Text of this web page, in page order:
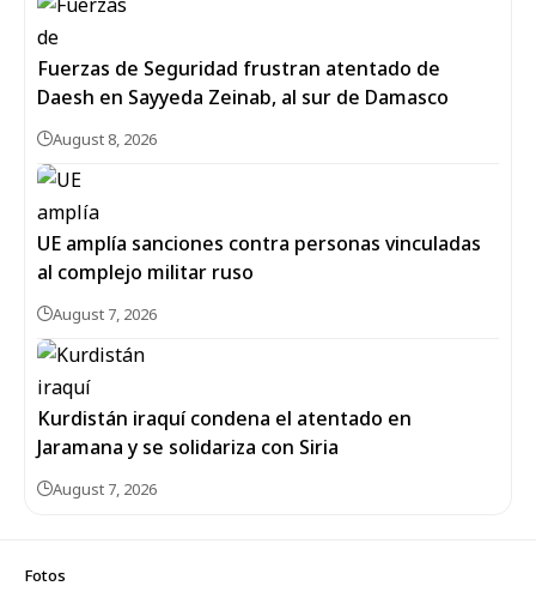
Fuerzas de Seguridad frustran atentado de
Daesh en Sayyeda Zeinab, al sur de Damasco
August 8, 2026
UE amplía sanciones contra personas vinculadas
al complejo militar ruso
August 7, 2026
Kurdistán iraquí condena el atentado en
Jaramana y se solidariza con Siria
August 7, 2026
Fotos